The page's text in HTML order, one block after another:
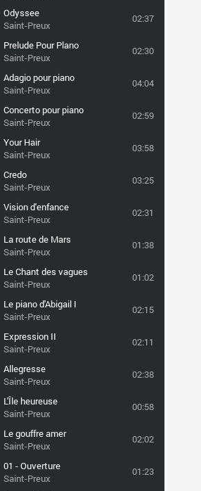
Odyssee
Saint-Preux
02:37
Prelude Pour Plano
Saint-Preux
02:30
Adagio pour piano
Saint-Preux
04:04
Concerto pour piano
Saint-Preux
02:59
Your Hair
Saint-Preux
03:58
Credo
Saint-Preux
03:25
Vision d'enfance
Saint-Preux
02:31
La route de Mars
Saint-Preux
01:38
Le Chant des vagues
Saint-Preux
01:02
Le piano d'Abigail I
Saint-Preux
02:15
Expression II
Saint-Preux
02:11
Allegresse
Saint-Preux
02:38
L'Île heureuse
Saint-Preux
00:58
Le gouffre amer
Saint-Preux
02:02
01 - Ouverture
Saint-Preux
01:23